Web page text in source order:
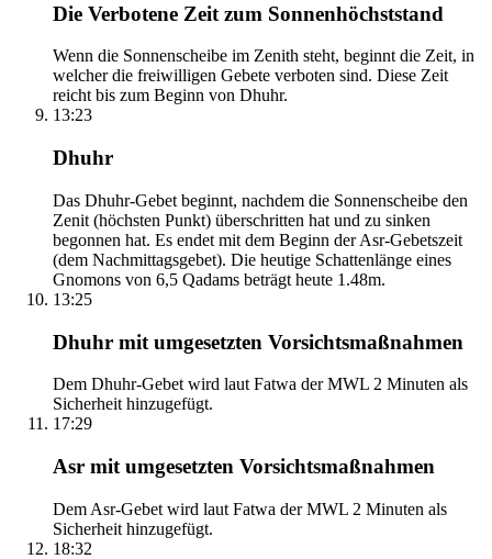
Die Verbotene Zeit zum Sonnenhöchststand
Wenn die Sonnenscheibe im Zenith steht, beginnt die Zeit, in
welcher die freiwilligen Gebete verboten sind. Diese Zeit
reicht bis zum Beginn von Dhuhr.
13:23
Dhuhr
Das Dhuhr-Gebet beginnt, nachdem die Sonnenscheibe den
Zenit (höchsten Punkt) überschritten hat und zu sinken
begonnen hat. Es endet mit dem Beginn der Asr-Gebetszeit
(dem Nachmittagsgebet). Die heutige Schattenlänge eines
Gnomons von 6,5 Qadams beträgt heute 1.48m.
13:25
Dhuhr mit umgesetzten Vorsichtsmaßnahmen
Dem Dhuhr-Gebet wird laut Fatwa der MWL 2 Minuten als
Sicherheit hinzugefügt.
17:29
Asr mit umgesetzten Vorsichtsmaßnahmen
Dem Asr-Gebet wird laut Fatwa der MWL 2 Minuten als
Sicherheit hinzugefügt.
18:32